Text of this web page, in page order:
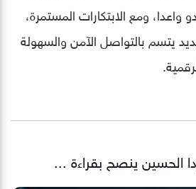
واعدا، ومع الابتكارات المستمرة،
يتسم بالتواصل الآمن والسهولة
الحسين ينصح بقراءة ...